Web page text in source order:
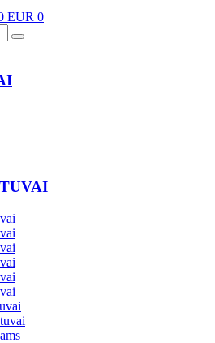
EUR 0